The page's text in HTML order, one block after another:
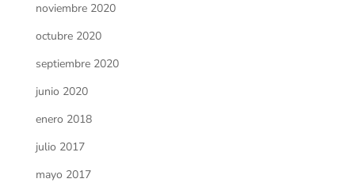
noviembre 2020
octubre 2020
septiembre 2020
junio 2020
enero 2018
julio 2017
mayo 2017